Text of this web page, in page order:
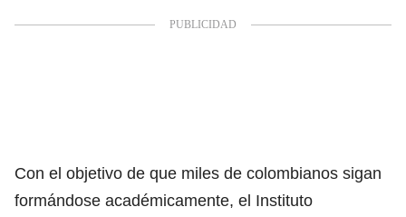
Con el objetivo de que miles de colombianos sigan
formándose académicamente, el Instituto